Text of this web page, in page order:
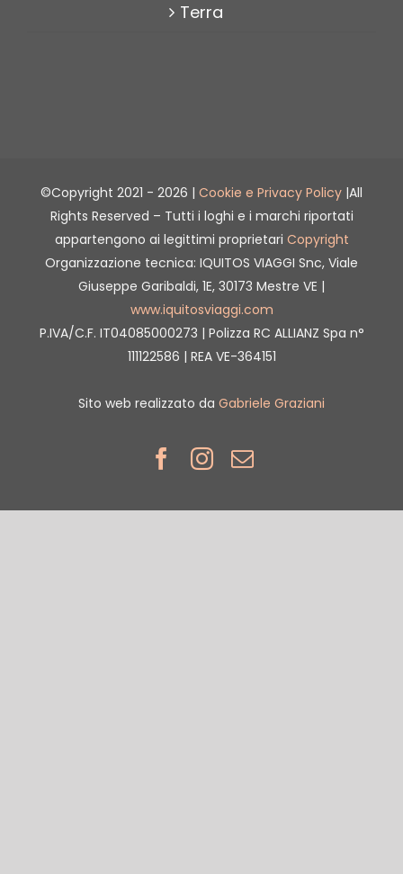
Terra
©Copyright 2021 - 2026 | Cookie e Privacy Policy |All
Rights Reserved – Tutti i loghi e i marchi riportati
appartengono ai legittimi proprietari Copyright
Organizzazione tecnica: IQUITOS VIAGGI Snc, Viale
Giuseppe Garibaldi, 1E, 30173 Mestre VE |
www.iquitosviaggi.com
P.IVA/C.F. IT04085000273 | Polizza RC ALLIANZ Spa n°
111122586 | REA VE-364151
Sito web realizzato da Gabriele Graziani
Facebook
Instagram
Email